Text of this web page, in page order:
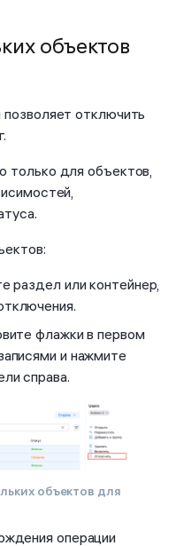
объектов
отключить
только для объектов,
раздел или контейнер,
флажки в первом
и нажмите
справа.
объектов для
операции